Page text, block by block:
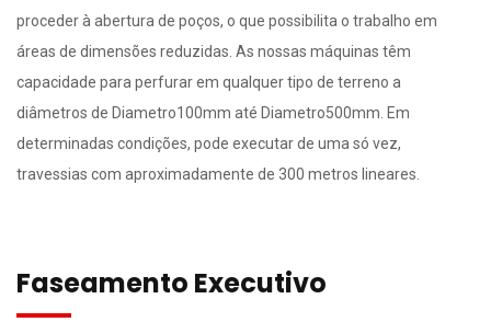
proceder à abertura de poços, o que possibilita o trabalho em
áreas de dimensões reduzidas. As nossas máquinas têm
capacidade para perfurar em qualquer tipo de terreno a
diâmetros de Diametro100mm até Diametro500mm. Em
determinadas condições, pode executar de uma só vez,
travessias com aproximadamente de 300 metros lineares.
Faseamento Executivo